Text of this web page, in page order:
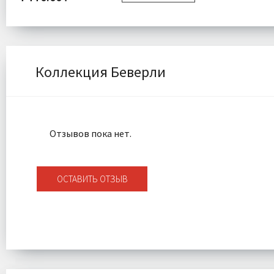
Размер:
Евро
Ткань:
Сатин
Коллекция Беверли
Отзывов пока нет.
ОСТАВИТЬ ОТЗЫВ